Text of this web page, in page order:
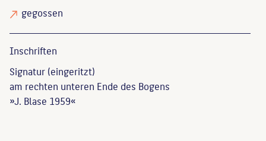
gegossen
Inschriften
Signatur (eingeritzt)
am rechten unteren Ende des Bogens
»J. Blase 1959«